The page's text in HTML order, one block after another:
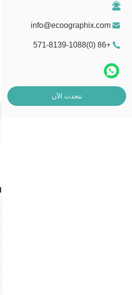
info@ecoographix.com
+86 (0)571-8139-1088
نتحدث الآن